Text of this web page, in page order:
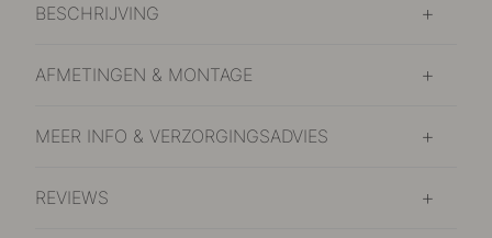
BESCHRIJVING
AFMETINGEN & MONTAGE
MEER INFO & VERZORGINGSADVIES
REVIEWS